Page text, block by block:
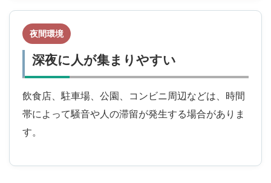
夜間環境
深夜に人が集まりやすい
飲食店、駐車場、公園、コンビニ周辺などは、時間
帯によって騒音や人の滞留が発生する場合がありま
す。